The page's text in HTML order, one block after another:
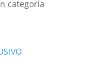
categoría